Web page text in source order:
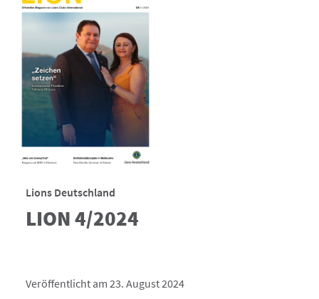
Lions Deutschland
LION 4/2024
Veröffentlicht am 23. August 2024